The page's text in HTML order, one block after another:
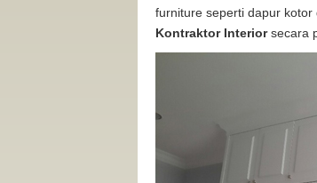
furniture seperti dapur
Kontraktor Interiorsecara